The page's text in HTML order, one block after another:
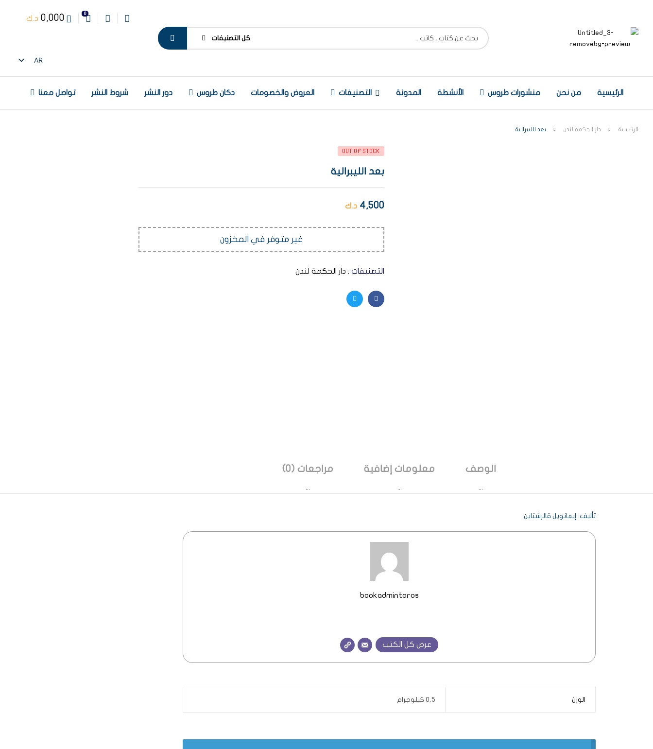
كل التصنيفات
0
0,000 د.ك
AR
EN
الرئيسية من نحن منشورات طروس الأنشطة المدونة التصنيفات العروض والخصومات دكان طروس دور النشر شروط النشر تواصل معنا
الرئيسية دار الحكمة لندن بعد الليبرالية
OUT OF STOCK
بعد الليبرالية
4,500 د.ك
غير متوفر في المخزون
التصنيفات : دار الحكمة لندن
Facebook
Twitter
الوصف معلومات إضافية مراجعات (0)
تأليف: إيمانويل قالرشتاين
bookadmintoros
عرض كل الكتب
الوزن 0,5 كيلوجرام